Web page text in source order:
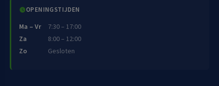
OPENINGSTIJDEN
Ma – Vr
7:30 – 17:00
Za
8:00 – 12:00
Zo
Gesloten